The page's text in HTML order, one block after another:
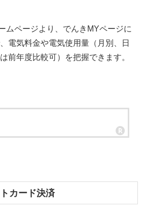
ムページより、でんきMYページに
電気料金や電気使用量（月別、日
前年度比較可）を把握できます。
カード決済